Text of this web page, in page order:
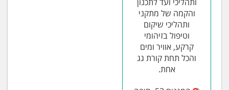
והקמה של מתקני
ותהליכי שיקום
וטיפול בזיהומי
קרקע, אוויר ומים
והכל תחת קורת גג
אחת.